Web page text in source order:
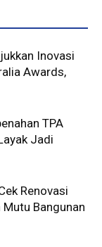
Inovasi
Awards,
TPA
Jadi
Renovasi
Mutu Bangunan